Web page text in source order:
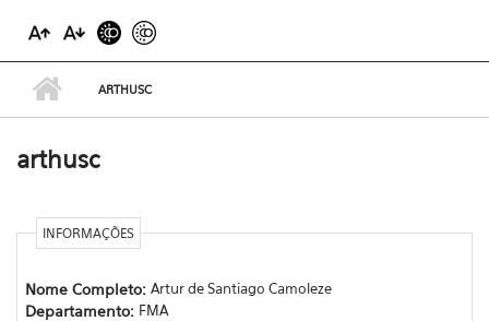
ARTHUSC
arthusc
INFORMAÇÕES
Nome Completo: Artur de Santiago Camoleze
Departamento: FMA